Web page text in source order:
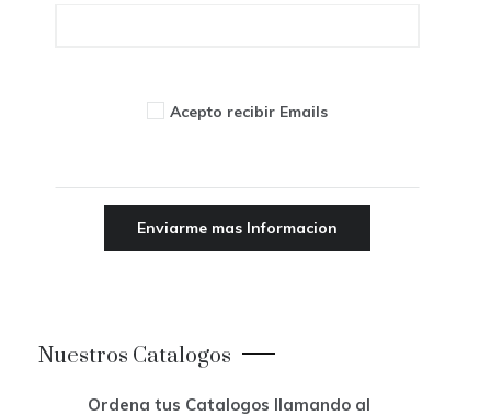
Acepto recibir Emails
Nuestros Catalogos
Ordena tus Catalogos llamando al